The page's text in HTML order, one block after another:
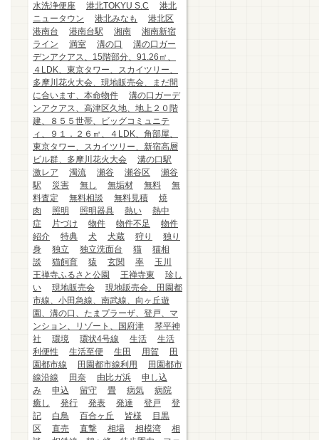
水洗浄便座
港北TOKYU S.C
港北
ニュータウン
港北みなも
港北区
港南台
港南台駅 湘南
湘南新宿
ライン
満室 溝の口
溝の口ガー
デンアクアス、15階部分、91.26㎡、
４LDK、東京タワー、スカイツリー、
多摩川花火大会、現地販売会、まだ間
に合います、本命物件
溝の口ガーデ
ンアクアス、高津区久地、地上２０階
建、８５５世帯、ビッグコミュニテ
ィ、９１．２６㎡、４LDK、角部屋、
東京タワー、スカイツリー、新宿高層
ビル群、多摩川花火大会
溝の口駅
激レア
濁流 瀬谷 瀬谷区
瀬谷
駅
災害 無し 無垢材 無料
無
料査定
無料相談 無料見積
焼
肉
照明 照明器具 熱い
熱中
症
片づけ 物件 物件不足
物件
紹介
特典 犬 犬蔵 狩り
独り
身
独立 独立洗面台 猫
猫相
談
猫飼育 猿 玄関 率
玉川
王禅寺ふるさと公園
王禅寺東
珍し
い
現地販売会
現地販売会、田園都
市線、小田急線、南武線、向ヶ丘遊
園、溝の口、たまプラーザ、登戸、マ
ンション、リゾート、国府津
琴平神
社
環境 環状4号線 生活
生活
利便性
生活至便 生田 用賀
田
園都市線
田園都市線利用
田園都市
線沿線
田奈 由比ガ浜
申し込
み
申込 留守 畳 病気
病院
癒し
発行 発表 発達 登戸
登
記
白鳥 百合ヶ丘 皆様
目黒
区
直売 直撃 相場 相模湾
相